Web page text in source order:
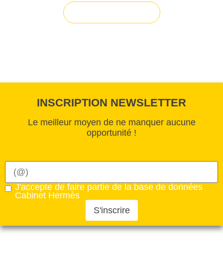
INSCRIPTION NEWSLETTER
Le meilleur moyen de ne manquer aucune
opportunité !
J'accepte de faire partie de la base de données
Cabinet Hermès
S'inscrire